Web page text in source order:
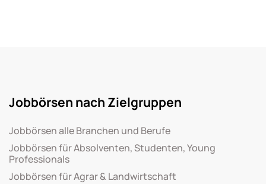
Jobbörsen nach Zielgruppen
Jobbörsen alle Branchen und Berufe
Jobbörsen für Absolventen, Studenten, Young
Professionals
Jobbörsen für Agrar & Landwirtschaft